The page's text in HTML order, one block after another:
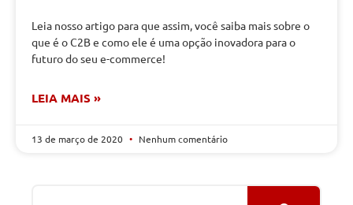
Leia nosso artigo para que assim, você saiba mais sobre o
que é o C2B e como ele é uma opção inovadora para o
futuro do seu e-commerce!
LEIA MAIS »
13 de março de 2020 Nenhum comentário